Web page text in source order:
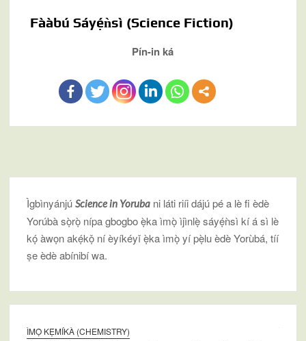
Fààbú Sáyẹ́ǹsì (Science Fiction)
Pín-in ká
ÌgbìnyánjúScience in Yoruba ni láti riíi dájú pé a lè fi èdè
Yorúbà sọ̀rọ̀ nípa gbogbo ẹ̀ka ìmọ̀ ìjìnlẹ̀ sáyẹ́ǹsì kí á sì lè
kọ́ àwọn akẹ́kọ̌ ní èyíkéyǐ ẹ̀ka ìmọ̀ yí pẹ̀lu èdè Yorùbá, tíí
ṣe èdè abínibí wa.
ÌMỌ̀ KẸ́MÍKÀ (CHEMISTRY)